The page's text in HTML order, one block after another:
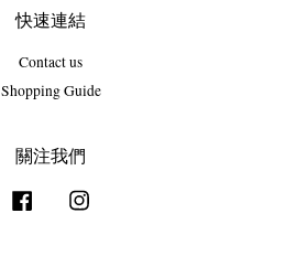
快速連結
Contact us
Shopping Guide
關注我們
Facebook